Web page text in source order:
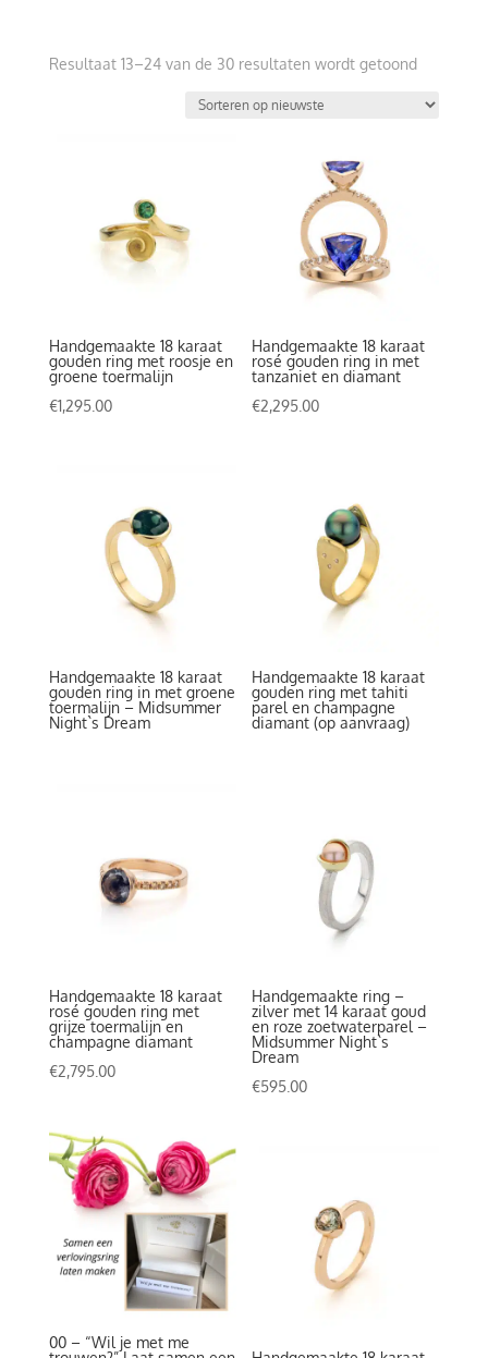
Resultaat 13–24 van de 30 resultaten wordt getoond
nieuwste
Handgemaakte 18 karaat
gouden ring met roosje en
groene toermalijn
€1,295.00
Handgemaakte 18 karaat
rosé gouden ring in met
tanzaniet en diamant
€2,295.00
Handgemaakte 18 karaat
gouden ring in met groene
toermalijn – Midsummer
Night`s Dream
Handgemaakte 18 karaat
gouden ring met tahiti
parel en champagne
diamant (op aanvraag)
Handgemaakte 18 karaat
rosé gouden ring met
grijze toermalijn en
champagne diamant
€2,795.00
Handgemaakte ring –
zilver met 14 karaat goud
en roze zoetwaterparel –
Midsummer Night`s
Dream
€595.00
00 – “Wil je met me